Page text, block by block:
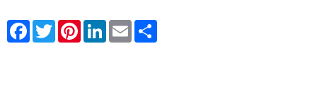
FacebookTwitterPinterestLinkedInEmail